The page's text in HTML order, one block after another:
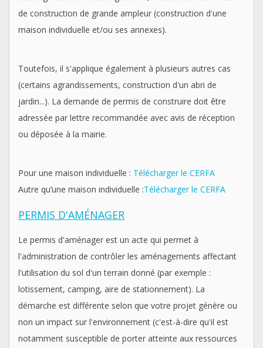
de construction de grande ampleur (construction d'une
maison individuelle et/ou ses annexes).
Toutefois, il s'applique également à plusieurs autres cas
(certains agrandissements, construction d'un abri de
jardin...). La demande de permis de construire doit être
adressée par lettre recommandée avec avis de réception
ou déposée à la mairie.
Pour une maison individuelle : Télécharger le CERFA
Autre qu’une maison individuelle :Télécharger le CERFA
PERMIS D'AMÉNAGER
Le permis d'aménager est un acte qui permet à
l'administration de contrôler les aménagements affectant
l'utilisation du sol d'un terrain donné (par exemple :
lotissement, camping, aire de stationnement). La
démarche est différente selon que votre projet génère ou
non un impact sur l'environnement (c'est-à-dire qu'il est
notamment susceptible de porter atteinte aux ressources